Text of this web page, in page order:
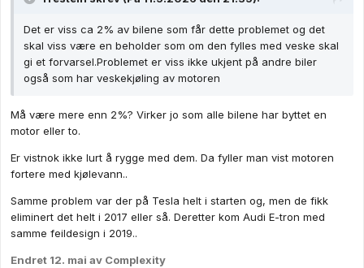
Det er viss ca 2% av bilene som får dette problemet og det
skal viss være en beholder som om den fylles med veske skal
gi et forvarsel.Problemet er viss ikke ukjent på andre biler
også som har veskekjøling av motoren
Må være mere enn 2%? Virker jo som alle bilene har byttet en
motor eller to.
Er vistnok ikke lurt å rygge med dem. Da fyller man vist motoren
fortere med kjølevann..
Samme problem var der på Tesla helt i starten og, men de fikk
eliminert det helt i 2017 eller så. Deretter kom Audi E-tron med
samme feildesign i 2019..
Endret 12. mai av Complexity